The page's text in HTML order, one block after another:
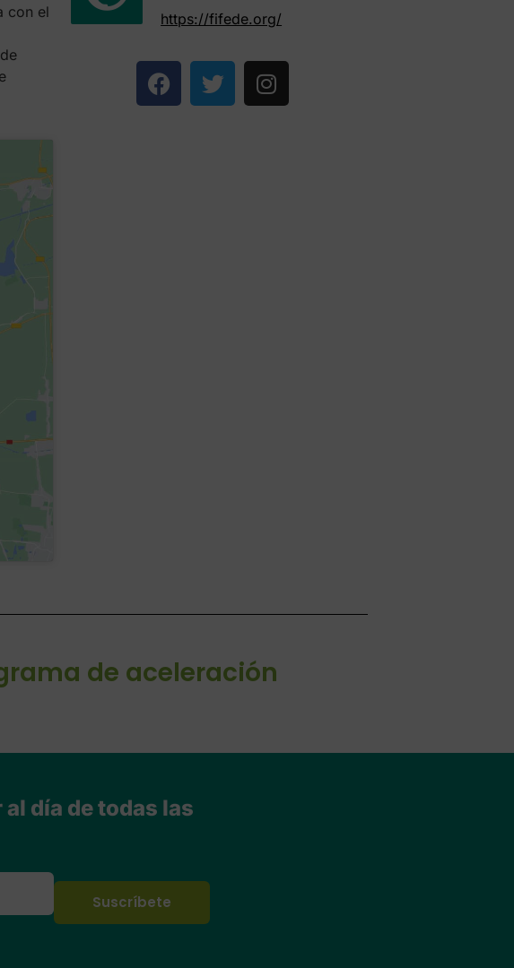
con el
https://fifede.org/
de aceleración
día de todas las